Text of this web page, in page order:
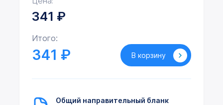
341 ₽
Итого:
341 ₽ В корзину
Общий направительный бланк